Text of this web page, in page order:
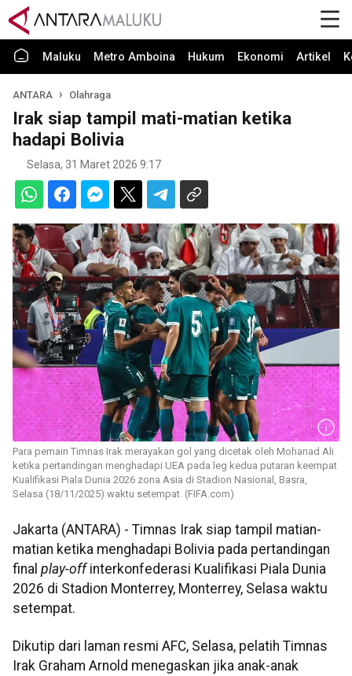
Maluku Metro Amboina Hukum Ekonomi Artikel
ANTARA Olahraga
Irak siap tampil mati-matian ketika
hadapi Bolivia
Selasa, 31 Maret 2026 9:17
Para pemain Timnas Irak merayakan gol yang dicetak oleh Mohanad Ali
ketika pertandingan menghadapi UEA pada leg kedua putaran keempat
Kualifikasi Piala Dunia 2026 zona Asia di Stadion Nasional, Basra,
Selasa (18/11/2025) waktu setempat. (FIFA.com)
Jakarta (ANTARA) - Timnas Irak siap tampil matian-
matian ketika menghadapi Bolivia pada pertandingan
final play-offinterkonfederasi Kualifikasi Piala Dunia
2026 di Stadion Monterrey, Monterrey, Selasa waktu
setempat.
Dikutip dari laman resmi AFC, Selasa, pelatih Timnas
Irak Graham Arnold menegaskan jika anak-anak